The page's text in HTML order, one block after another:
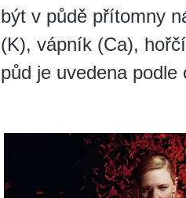
být v půdě přítomny
(K), vápník (Ca),
půd je uvedena